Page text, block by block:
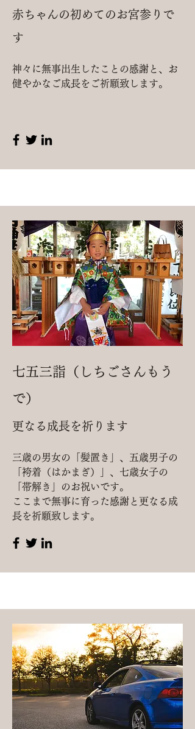
赤ちゃんの初めてのお宮参りで
す
神々に無事出生したことの感謝と、お
健やかなご成長をご祈願致します。
七五三詣（しちごさんもう
で）
​更なる成長を祈ります
三歳の男女の「髪置き」、五歳男子の
「袴着（はかまぎ）」、七歳女子の
「帯解き」のお祝いです。
​ここまで無事に育った感謝と更なる成
長を祈願致します。